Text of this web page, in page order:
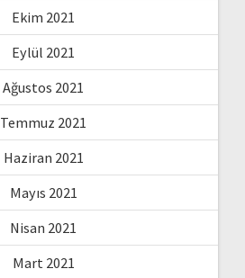
Ekim 2021
Eylül 2021
Ağustos 2021
Temmuz 2021
Haziran 2021
Mayıs 2021
Nisan 2021
Mart 2021